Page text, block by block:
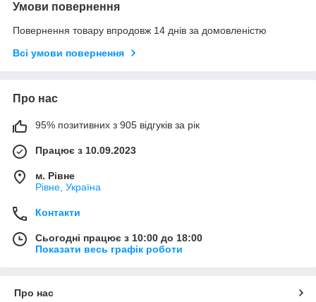
Умови повернення
Повернення товару впродовж 14 днів за домовленістю
Всі умови повернення
Про нас
95% позитивних з 905 відгуків за рік
Працює з 10.09.2023
м. Рівне
Рівне, Україна
Контакти
Сьогодні працює з 10:00 до 18:00
Показати весь графік роботи
Про нас